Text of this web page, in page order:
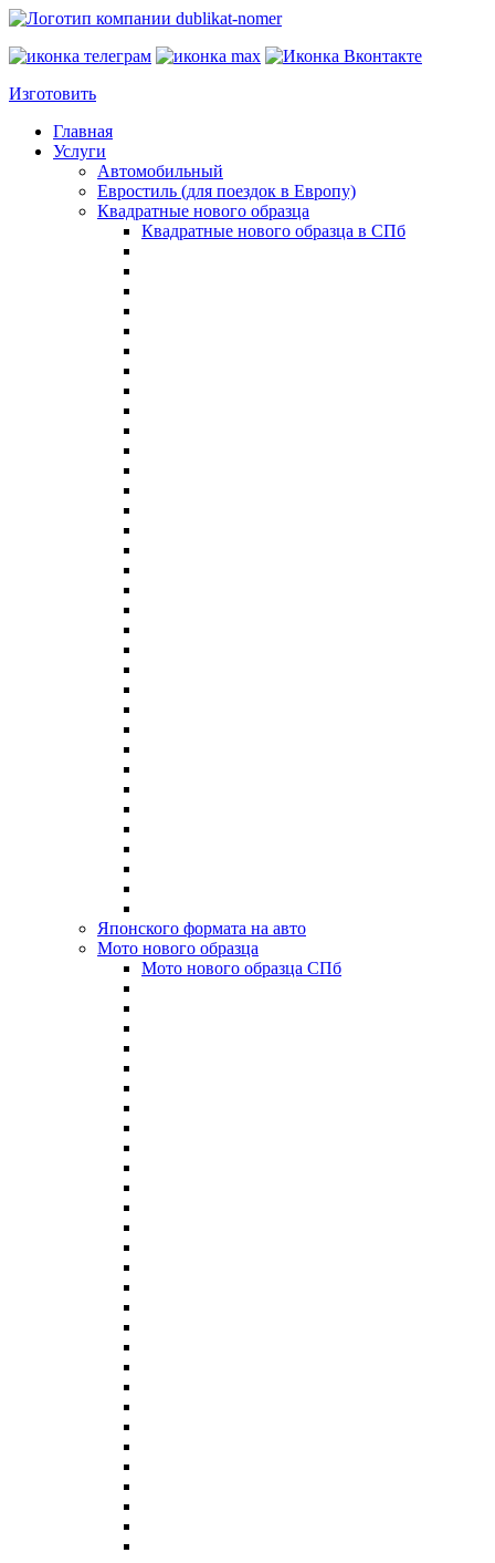
Изготовить
Главная
Услуги
Автомобильный
Евростиль (для поездок в Европу)
Квадратные нового образца
Квадратные нового образца в СПб
Японского формата на авто
Мото нового образца
Мото нового образца СПб